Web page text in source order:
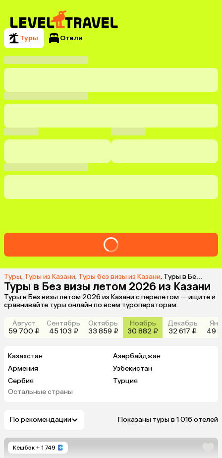
Туры Отели
Туры, Туры из Казани, Туры без визы из Казани, Туры в Без визы летом 2026 из Казани
Туры в Без визы летом 2026 из Казани
Туры в Без визы летом 2026 из Казани с перелетом — ищите и
сравнивайте туры онлайн по всем туроператорам.
Август
59 700 ₽
Сентябрь
45 103 ₽
Октябрь
33 859 ₽
Ноябрь
30 882 ₽
Декабрь
32 617 ₽
49
Казахстан
Азербайджан
Армения
Узбекистан
Сербия
Турция
Абхазия
Остальные страны
По рекомендации Показаны туры в 1 016 отелей
Кешбэк + 1 749